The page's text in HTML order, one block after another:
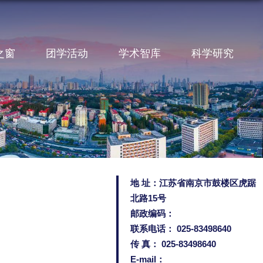
窗 团学活动 学术智库 科学研究
地 址：江苏省南京市鼓楼区虎踞
北路15号
邮政编码：
联系电话： 025-83498640
传 真： 025-83498640
E-mail：